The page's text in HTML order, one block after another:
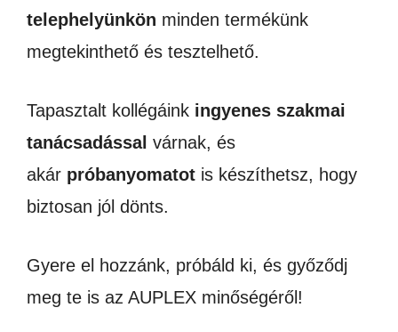
telephelyünkön minden termékünk
megtekinthető és tesztelhető.
Tapasztalt kollégáink ingyenes szakmai
tanácsadással várnak, és
akár próbanyomatot is készíthetsz, hogy
biztosan jól dönts.
Gyere el hozzánk, próbáld ki, és győződj
meg te is az AUPLEX minőségéről!